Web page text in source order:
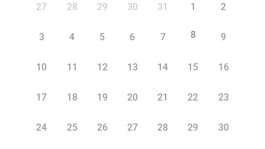
27 28 29 30 31 1 2
3 4 5 6 7 8 9
10 11 12 13 14 15 16
17 18 19 20 21 22 23
24 25 26 27 28 29 30